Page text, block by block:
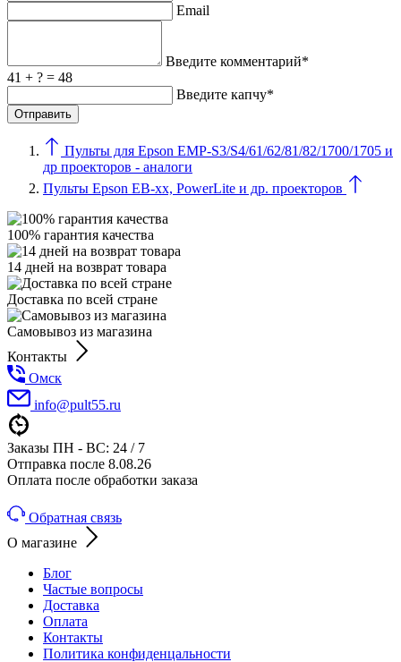
Email
Введите комментарий*
41 + ? = 48
Введите капчу*
Пульты для Epson EMP-S3/S4/61/62/81/82/1700/1705 и
др проекторов - аналоги
Пульты Epson EB-xx, PowerLite и др. проекторов
100% гарантия качества
14 дней на возврат товара
Доставка по всей стране
Самовывоз из магазина
Контакты
Омск
info@pult55.ru
Заказы ПН - ВС: 24 / 7
Отправка после 8.08.26
Оплата после обработки заказа
Обратная связь
О магазине
Блог
Частые вопросы
Доставка
Оплата
Контакты
Политика конфиденцальности